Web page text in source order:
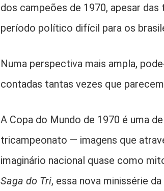
dos campeões de 1970, apesar
período político difícil para os
Numa perspectiva mais ampla,
contadas tantas vezes que
A Copa do Mundo de 1970 é uma
tricampeonato — imagens que
imaginário nacional quase como
Saga do Tri, essa nova minissérie